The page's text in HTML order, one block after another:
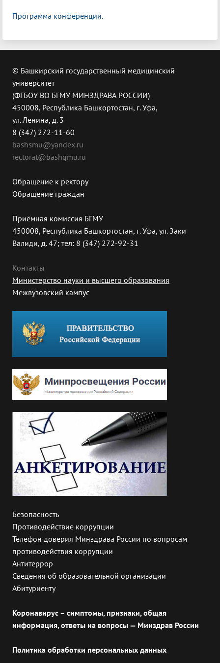
Программа конференции.
© Башкирский государственный медицинский
университет
(ФГБОУ ВО БГМУ МИНЗДРАВА РОССИИ)
450008, Республика Башкортостан, г. Уфа,
ул. Ленина, д. 3
8 (347) 272-11-60
bashsmu@yandex.ru
rectorat@bashgmu.ru
Обращение к ректору
Обращение граждан
Приёмная комиссия БГМУ
450008, Республика Башкортостан, г. Уфа, ул. Заки
Валиди, д. 47; тел: 8 (347) 272-92-31
Контакты
Министерство науки и высшего образования
Межвузовский кампус
Безопасность
Противодействие коррупции
Телефон доверия Минздрава России по вопросам
противодействия коррупции
Антитеррор
Сведения об образовательной организации
Абитуриенту
Коронавирус – симптомы, признаки, общая
информация, ответы на вопросы — Минздрав России
Политика обработки персональных данных